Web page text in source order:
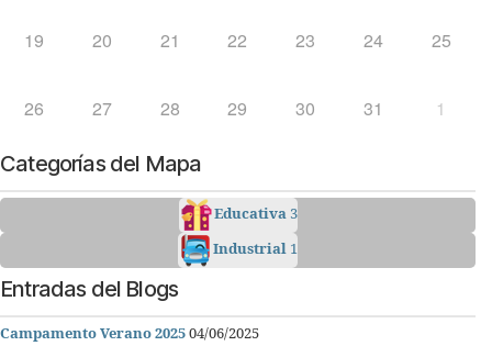
19 20 21 22 23 24 25
26 27 28 29 30 31 1
Categorías del Mapa
Educativa3
Industrial 1
Entradas del Blogs
Campamento Verano 202504/06/2025